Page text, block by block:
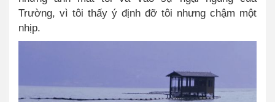
Trường, vì tôi thấy ý định đỡ tôi nhưng chậm một
nhịp.